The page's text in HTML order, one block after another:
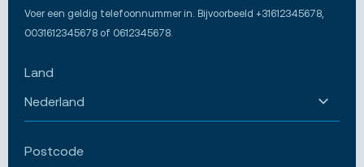
Voer een geldig telefoonnummer in. Bijvoorbeeld +31612345678,
0031612345678 of 0612345678.
Land
Postcode